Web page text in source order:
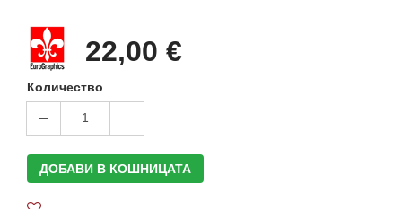
22,00 €
Количество
1
ДОБАВИ В КОШНИЦАТА